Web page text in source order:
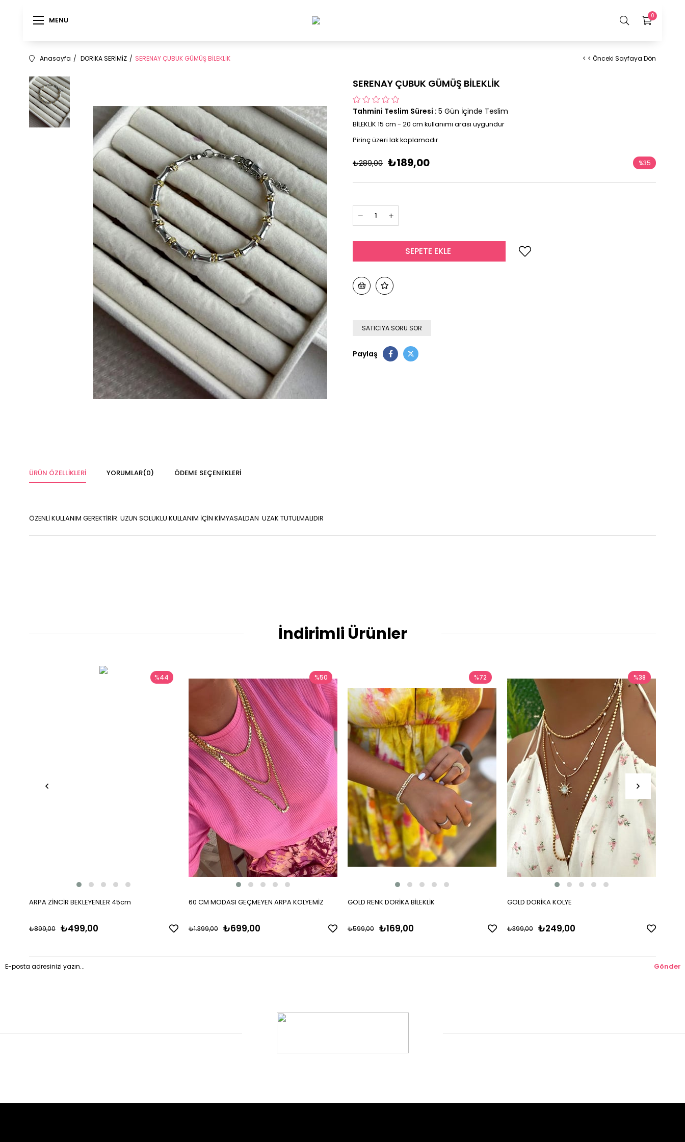
MENU
MENU 0
Anasayfa DORİKA SERİMİZ SERENAY ÇUBUK GÜMÜŞ BİLEKLİK < < Önceki Sayfaya Dön
SERENAY ÇUBUK GÜMÜŞ BİLEKLİK
Tahmini Teslim Süresi : 5 Gün İçinde Teslim
BİLEKLİK 15 cm - 20 cm kullanımı arası uygundur
Pirinç üzeri lak kaplamadır.
₺289,00 ₺189,00 %35
SATICIYA SORU SOR
Paylaş
ÜRÜN ÖZELLIKLERI YORUMLAR(0) ÖDEME SEÇENEKLERI
ÖZENLİ KULLANIM GEREKTİRİR. UZUN SOLUKLU KULLANIM İÇİN KİMYASALDAN UZAK TUTULMALIDIR
İndirimli Ürünler
ARPA ZİNCİR BEKLEYENLER 45cm
₺499,00
₺899,00
%44
60 CM MODASI GEÇMEYEN ARPA KOLYEMİZ
₺699,00
₺1.399,00
%50
GOLD RENK DORİKA BİLEKLİK
₺169,00
₺599,00
%72
GOLD DORİKA KOLYE
₺249,00
₺399,00
%38
Gönder